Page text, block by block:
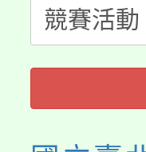
者。
份教師
淨零
會
115年
程